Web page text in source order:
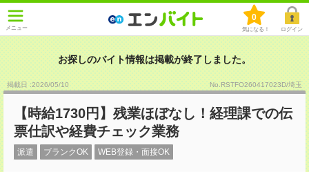
メニュー
0
気になる！ ログイン
お探しのバイト情報は掲載が終了しました。
掲載日 :2026/05/10 No.RSTFO260417023D/埼玉
【時給1730円】残業ほぼなし！経理課での伝
票仕訳や経費チェック業務
派遣 ブランクOK WEB登録・面接OK